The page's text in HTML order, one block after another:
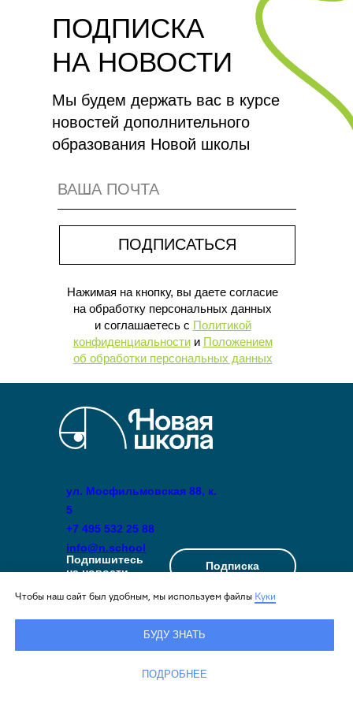
нашим ученикам разобраться в
себе, стать осознанными,
мыслящими людьми, научить их
самостоятельно принимать
ответственность.
С ЕГО ПОТРЕБНОСТЯМИ
НОВАЯ ШКОЛА –
ЭТО
ПОДПИСКА
НА НОВОСТИ
Мы будем держать вас в курсе
новостей дополнительного
образования Новой школы
ПОДПИСАТЬСЯ
Нажимая на кнопку, вы даете согласие
на обработку персональных данных
и соглашаетесь c Политикой
конфиденциальностии Положением
об обработки персональных данных
Школа Детям
Поступление
Подписка
Подпишитесь
на новости
ул. Мосфильмовская 88, к.
5
+7 495 532 25 88
info@n.school
Чтобы наш сайт был удобным, мы используем файлы Куки
БУДУ ЗНАТЬ
ПОДРОБНЕЕ